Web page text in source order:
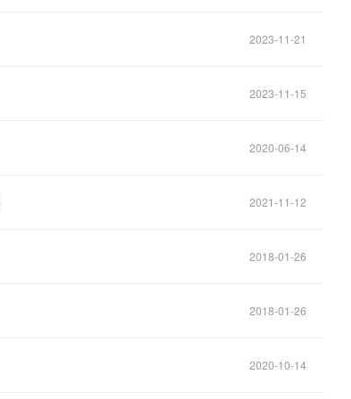
2023-11-21
2023-11-15
2020-06-14
2021-11-12
2018-01-26
2018-01-26
2020-10-14